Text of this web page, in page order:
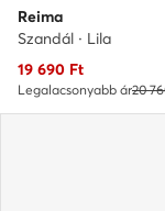
Reima
Szandál · Lila
Aktuális ár
19 690 Ft
Legalacsonyabb ár20